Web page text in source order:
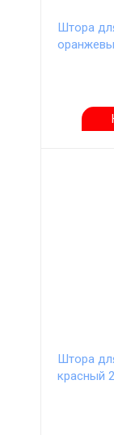
Штора
Штора
красный